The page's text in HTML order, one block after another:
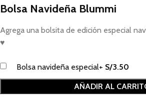
Bolsa Navideña Blummi
Agrega una bolsita de edición especial
♥
Bolsa navideña especial+ S/3.50
AÑADIR AL